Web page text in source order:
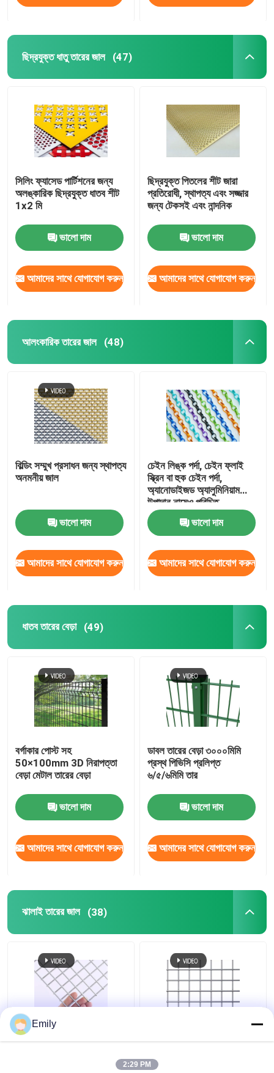
ছিদ্রযুক্ত ধাতু তারের জাল (47)
সিলিং ফ্যাসেড পার্টিশনের জন্য
অলঙ্কারিক ছিদ্রযুক্ত ধাতব শীট
1x2 মি
ভালো দাম
আমাদের সাথে যোগাযোগ করুন
ছিদ্রযুক্ত পিতলের শীট জারা
প্রতিরোধী, স্থাপত্য এবং সজ্জার
জন্য টেকসই এবং নান্দনিক
ভালো দাম
আমাদের সাথে যোগাযোগ করুন
আলংকারিক তারের জাল (48)
বিল্ডিং সম্মুখ প্রসাধন জন্য স্থাপত্য
অনমনীয় জাল
ভালো দাম
আমাদের সাথে যোগাযোগ করুন
চেইন লিঙ্ক পর্দা, চেইন ফ্লাই
স্ক্রিন বা হুক চেইন পর্দা,
অ্যানোডাইজড অ্যালুমিনিয়াম
উপাদান নামেও পরিচিত
ভালো দাম
আমাদের সাথে যোগাযোগ করুন
ধাতব তারের বেড়া (49)
বর্গাকার পোস্ট সহ
50×100mm 3D নিরাপত্তা
বেড়া মেটাল তারের বেড়া
ভালো দাম
আমাদের সাথে যোগাযোগ করুন
ডাবল তারের বেড়া ৩০০০মিমি
প্রস্থ পিভিসি প্রলিপ্ত
৬/৫/৬মিমি তার
ভালো দাম
আমাদের সাথে যোগাযোগ করুন
ঝালাই তারের জাল (38)
0.5 মিমি 1.0 মিমি পুরু ঢালাই
স্টেইনলেস ঢালাই পর্দা
Emily
2:29 PM